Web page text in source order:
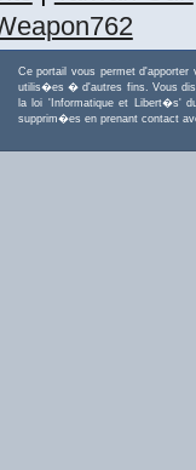
Ce portail vous permet
utilis�es � d'autres fins. Vous
la loi 'Informatique et Libert�s'
supprim�es en prenant contact